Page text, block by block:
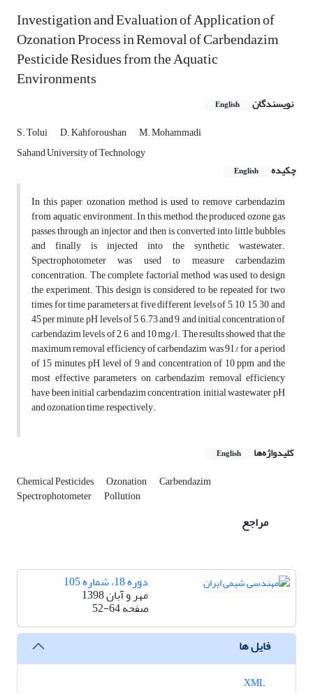
Investigation and Evaluation of Application of
Ozonation Process in Removal of Carbendazim
Pesticide Residues from the Aquatic
Environments
نویسندگان English
S. Tolui D. Kahforoushan
M. Mohammadi
Sahand University of Technology
چکیده
English
In this paper, ozonation method is used to remove carbendazim
from aquatic environment. In this method, the produced ozone gas
passes through an injector and then is converted into little bubbles
and finally is injected into the synthetic wastewater.
Spectrophotometer was used to measure carbendazim
concentration. The complete factorial method was used to design
the experiment. This design is considered to be repeated for two
times for time parameters at five different levels of 5, 10, 15, 30 and
45 per minute, pH levels of 5, 6.73 and 9, and initial concentration of
carbendazim levels of 2, 6, and 10 mg/l. The results showed that the
maximum removal efficiency of carbendazim was 91% for a period
of 15 minutes, pH level of 9 and concentration of 10 ppm and the
most effective parameters on carbendazim removal efficiency
have been initial carbendazim concentration, initial wastewater pH
and ozonation time, respectively.
کلیدواژه‌ها English
Chemical Pesticides Ozonation Carbendazim
Spectrophotometer Pollution
مراجع
دوره 18، شماره 105
مهر و آبان 1398
صفحه52-64
فایل ها